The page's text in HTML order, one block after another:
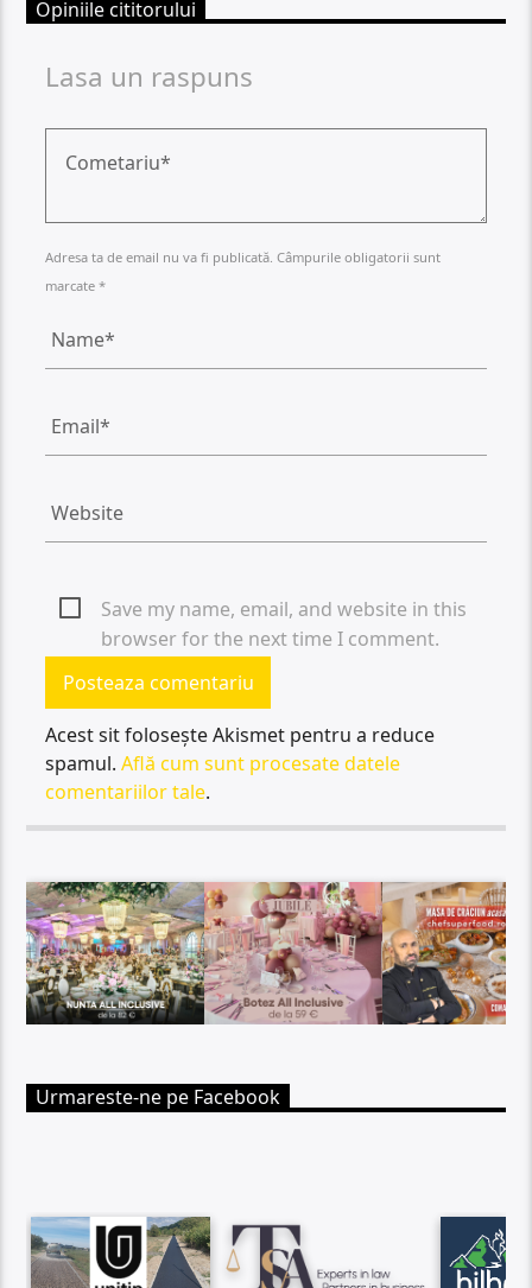
Opiniile cititorului
Lasa un raspuns
Adresa ta de email nu va fi publicată. Câmpurile obligatorii sunt
marcate *
Save my name, email, and website in this
browser for the next time I comment.
Acest sit folosește Akismet pentru a reduce
spamul.Află cum sunt procesate datele
comentariilor tale.
Urmareste-ne pe Facebook